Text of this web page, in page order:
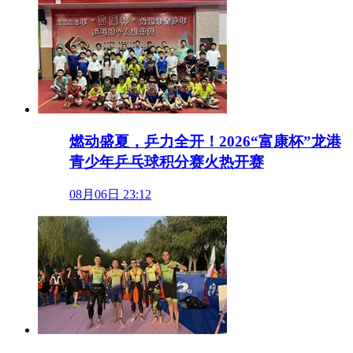
燃动盛夏，乒力全开！2026“富康杯”龙港
青少年乒乓球积分赛火热开赛
08月06日 23:12